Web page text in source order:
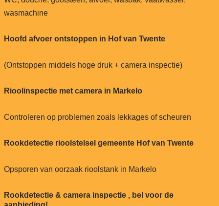
wasmachine
Hoofd afvoer ontstoppen in Hof van Twente
(Ontstoppen middels hoge druk + camera inspectie)
Rioolinspectie met camera in Markelo
Controleren op problemen zoals lekkages of scheuren
Rookdetectie rioolstelsel gemeente Hof van Twente
Opsporen van oorzaak rioolstank in Markelo
Rookdetectie & camera inspectie , bel voor de